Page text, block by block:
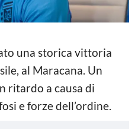
una storica vittoria
al Maracana. Un
ritardo a causa di
e forze dell’ordine.